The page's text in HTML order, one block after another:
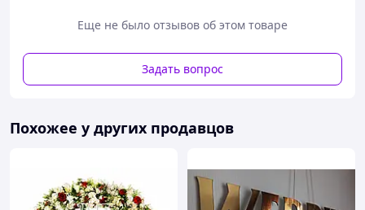
Еще не было отзывов об этом товаре
Задать вопрос
Похожее у других продавцов